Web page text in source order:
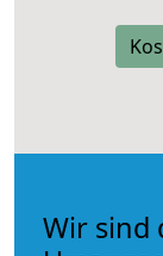
Wir sind